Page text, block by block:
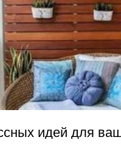
идей для